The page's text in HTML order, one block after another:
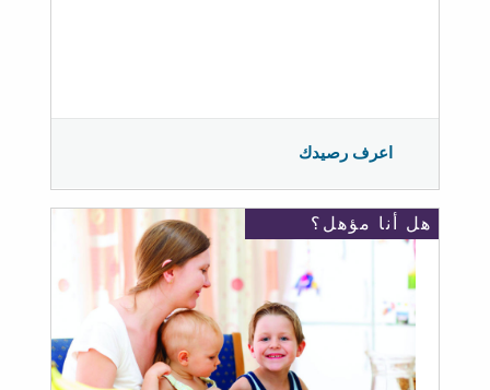
اعرف رصيدك
هل أنا مؤهل؟